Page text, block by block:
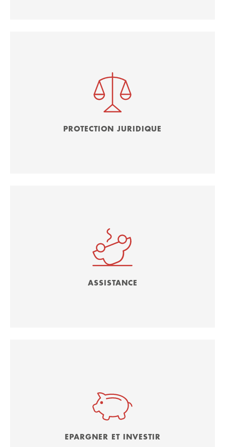
PROTECTION JURIDIQUE
ASSISTANCE
EPARGNER ET INVESTIR